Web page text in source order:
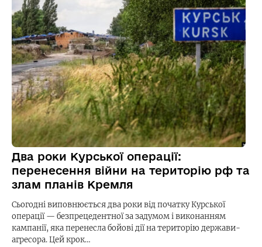
Два роки Курської операції:
перенесення війни на територію рф та
злам планів Кремля
Сьогодні виповнюється два роки від початку Курської
операції — безпрецедентної за задумом і виконанням
кампанії, яка перенесла бойові дії на територію держави-
агресора. Цей крок…